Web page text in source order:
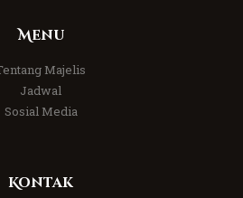
Menu
Majelis
Jadwal
Sosial Media
Kontak